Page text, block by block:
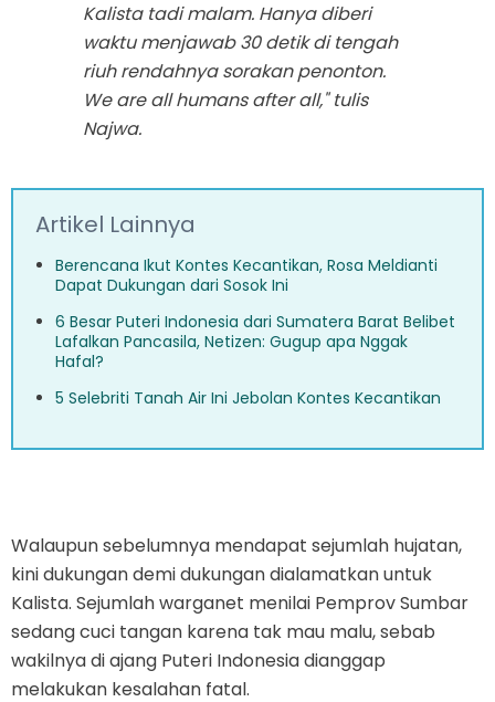
Kalista tadi malam. Hanya diberi
waktu menjawab 30 detik di tengah
riuh rendahnya sorakan penonton.
We are all humans after all," tulis
Najwa.
Artikel Lainnya
Berencana Ikut Kontes Kecantikan, Rosa Meldianti
Dapat Dukungan dari Sosok Ini
6 Besar Puteri Indonesia dari Sumatera Barat Belibet
Lafalkan Pancasila, Netizen: Gugup apa Nggak
Hafal?
5 Selebriti Tanah Air Ini Jebolan Kontes Kecantikan
Walaupun sebelumnya mendapat sejumlah hujatan,
kini dukungan demi dukungan dialamatkan untuk
Kalista. Sejumlah warganet menilai Pemprov Sumbar
sedang cuci tangan karena tak mau malu, sebab
wakilnya di ajang Puteri Indonesia dianggap
melakukan kesalahan fatal.